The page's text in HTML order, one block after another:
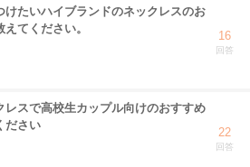
けたいハイブランドのネックレスのお
てください。
16
回答
レスで高校生カップル向けのおすすめ
ださい
22
回答